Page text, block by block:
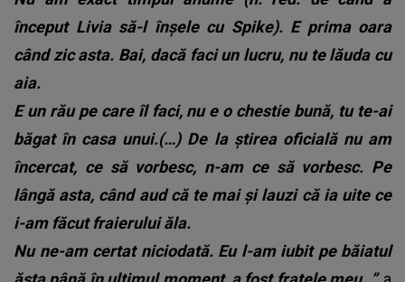
început Livia să-l înșele cu Spike). E prima oara
când zic asta. Bai, dacă faci un lucru, nu te lăuda cu
aia.
E un rău pe care îl faci, nu e o chestie bună, tu te-ai
băgat în casa unui.(…) De la știrea oficială nu am
încercat, ce să vorbesc, n-am ce să vorbesc. Pe
lângă asta, când aud că te mai și lauzi că ia uite ce
i-am făcut fraierului ăla.
Nu ne-am certat niciodată. Eu l-am iubit pe băiatul